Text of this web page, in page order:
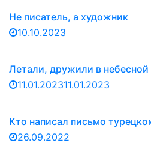
Не писатель, а художник
10.10.2023
Летали, дружили в небесной
11.01.202311.01.2023
Кто написал письмо
26.09.2022